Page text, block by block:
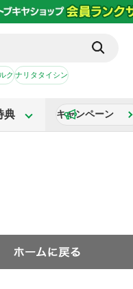
クナリタタイシン
典 キャンペーン